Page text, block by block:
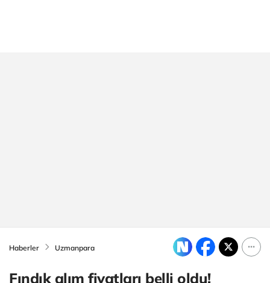
Haberler Uzmanpara
Fındık alım fiyatları belli oldu!